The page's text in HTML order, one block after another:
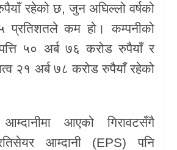
रहेको छ, जुन अघिल्लो वर्षको
प्रतिशतले कम हो। कम्पनीको
५० अर्ब ७६ करोड रुपैयाँ र
२१ अर्ब ७८ करोड रुपैयाँ रहेको
आएको गिरावटसँगै
आम्दानी (EPS) पनि